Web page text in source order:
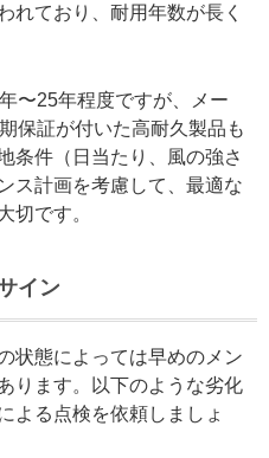
れており、耐用年数が長く
〜25年程度ですが、メー
保証が付いた高耐久製品も
条件（日当たり、風の強さ
ス計画を考慮して、最適な
切です。
イン
状態によっては早めのメン
ります。以下のような劣化
よる点検を依頼しましょ